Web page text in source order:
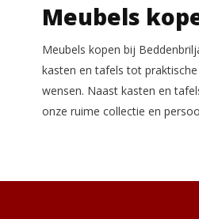
Meubels
Meubels kopen bij
kasten en tafels tot
wensen. Naast kasten en
onze ruime collectie en